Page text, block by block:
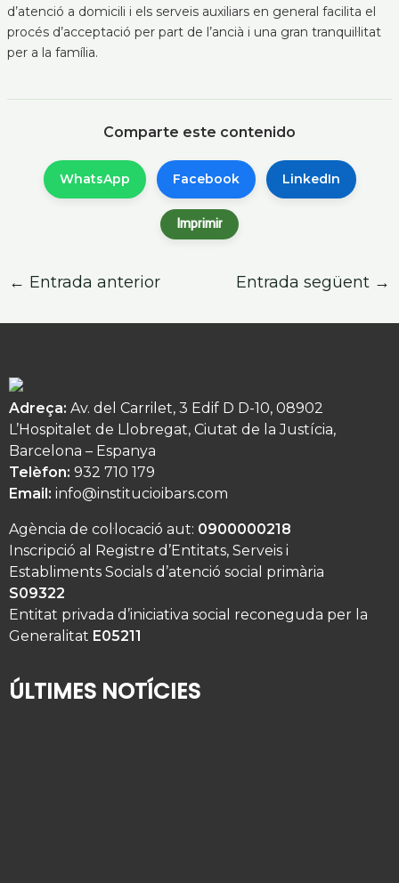
d’atenció a domicili i els serveis auxiliars en general facilita el
procés d’acceptació per part de l’ancià i una gran tranquil·litat
per a la família.
Comparte este contenido
WhatsApp Facebook LinkedIn
Imprimir
← Entrada anterior Entrada següent →
Adreça: Av. del Carrilet, 3 Edif D D-10, 08902
L’Hospitalet de Llobregat, Ciutat de la Justícia,
Barcelona – Espanya
Telèfon: 932 710 179
Email: info@institucioibars.com
Agència de col·locació aut: 0900000218
Inscripció al Registre d’Entitats, Serveis i
Establiments Socials d’atenció social primària
S09322
Entitat privada d’iniciativa social reconeguda per la
Generalitat E05211
ÚLTIMES NOTÍCIES